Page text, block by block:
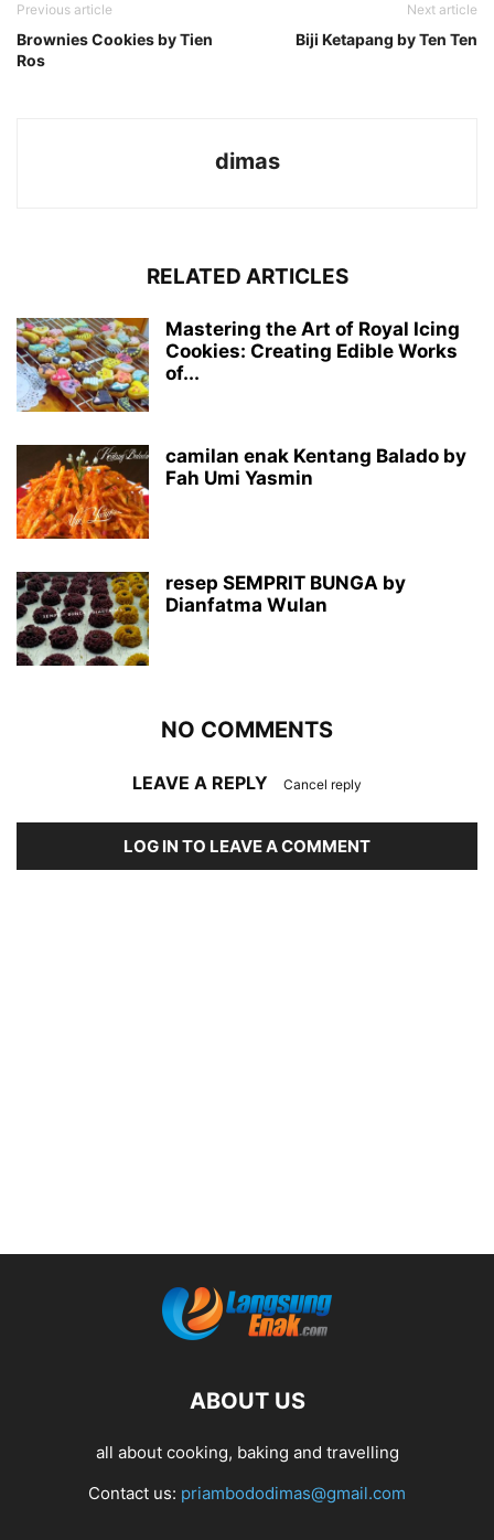
Previous article
Brownies Cookies by Tien
Ros
Next article
Biji Ketapang by Ten Ten
dimas
RELATED ARTICLES
Mastering the Art of Royal Icing
Cookies: Creating Edible Works
of...
camilan enak Kentang Balado by
Fah Umi Yasmin
resep SEMPRIT BUNGA by
Dianfatma Wulan
NO COMMENTS
LEAVE A REPLY Cancel reply
LOG IN TO LEAVE A COMMENT
ABOUT US
all about cooking, baking and travelling
Contact us: priambododimas@gmail.com